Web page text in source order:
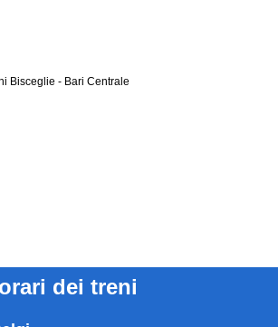
Bisceglie - Bari Centrale
dei treni